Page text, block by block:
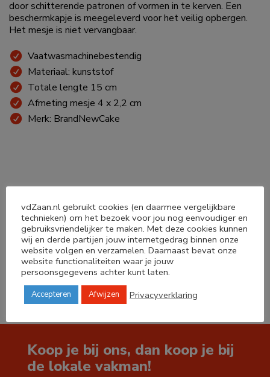
door schitterende patronen of vormen in te kerven. Een
beschermkapje is meegeleverd voor het veilig opbergen.
Het mesje is niet vervangbaar.
Vaatwasmachinebestendig
Materiaal: kunststof
Totale lengte 15 cm
Afmeting mesje 4 x 2,2 cm
Merk: BrandNewCake
Deel dit product
   
Koop je bij ons, dan koop je bij
de lokale vakman!
vdZaan.nl gebruikt cookies (en daarmee vergelijkbare
technieken) om het bezoek voor jou nog eenvoudiger en
gebruiksvriendelijker te maken. Met deze cookies kunnen
wij en derde partijen jouw internetgedrag binnen onze
website volgen en verzamelen. Daarnaast bevat onze
website functionaliteiten waar je jouw
persoonsgegevens achter kunt laten.
Accepteren Afwijzen Privacyverklaring